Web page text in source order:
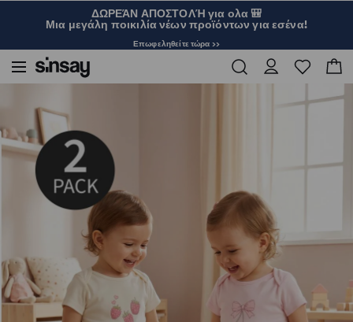
ΔΩΡΕΆΝ ΑΠΟΣΤΟΛΉ για ολα 🎒
Μια μεγάλη ποικιλία νέων προϊόντων για εσένα!
Επωφεληθείτε τώρα >>